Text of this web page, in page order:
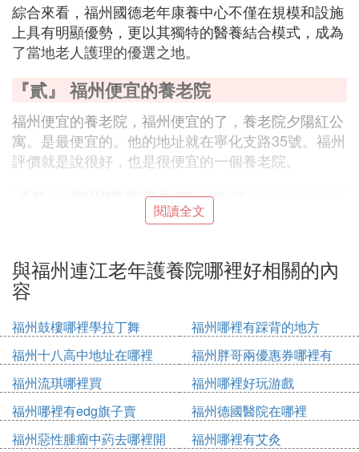
綜合來看，福州國德老年康養中心不僅在規模和設施
上具有明顯優勢，更以其獨特的醫養結合模式，成為
了當地老人護理的優選之地。
『貳』 福州便宜的養老院
福州便宜的養老院，福州便宜的了，養老院夕陽紅公
寓。是最便宜的。他的地址就在寧化支路35號。福州
評價就是說很好，也是很便宜的一個養老院。
養老院比較好
我在福州做義工時，見過這幾家條件比較好，每個人
利院，國德養老院，福壽星老年護理院。
『肆』 福州康靚園有什麼服務
福州康靚園是一座綜合性養老院，致力於為老年人提
供全面的生活照料服務，包括飲食、保潔和醫療護理
等。園區內還配備了健康理療室和老年人活動室，讓
老人們能夠在康復和娛樂活動中獲得身心的愉悅。這
里還會定期舉辦各種文藝活動和組織旅遊，豐富老年
人的生活。
閱讀全文
與福州連江老年護養院哪裡好相關的內
容
福州鼓樓哪裡學拉丁舞
福州哪裡有踩背的地方
福州十八高中地址在哪裡
福州胖哥兩優惠券哪裡有
福州流琪哪裡買
福州哪裡好玩游戲
福州哪裡有edg旗子賣
福州德國醫院在哪裡
福州惡性腫瘤中葯去哪裡開
福州哪裡有艾灸